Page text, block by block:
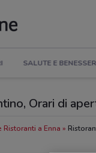
SALUTE E
Orari di
Ristoranti a Enna